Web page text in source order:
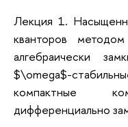
Лекция 1.
кванторов
алгебраически
$\omega$-
компактные
дифференциально